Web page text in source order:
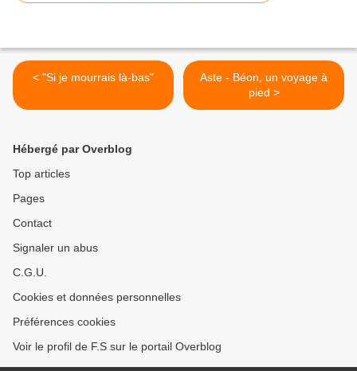
< "Si je mourrais là-bas"
Aste - Béon, un voyage à
pied >
Hébergé par Overblog
Top articles
Pages
Contact
Signaler un abus
C.G.U.
Cookies et données personnelles
Préférences cookies
Voir le profil de F.S sur le portail Overblog